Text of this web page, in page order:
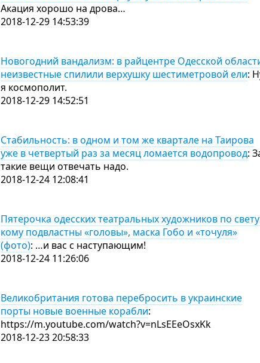
Акация хорошо на дрова…
2018-12-29 14:53:39
Новогодний вандализм: в райцентре Одесской
неизвестные спилили верхушку шестиметровой ели:
я космополит.
2018-12-29 14:52:51
Стабильность: в одном и том же квартале на Таирова
уже в четвертый раз за месяц ломается водопровод:
такие вещи отвечать надо.
2018-12-24 12:08:41
Пятерочка одесских театральных художников по
кому подвластны «головы», маска Гобо и «точуля»
(фото): …и вас с наступающим!
2018-12-24 11:26:06
Великобритания готова перебросить в украинские
порты новые военные корабли:
https://m.youtube.com/watch?v=nLsEEeOsxKk
2018-12-23 20:58:33